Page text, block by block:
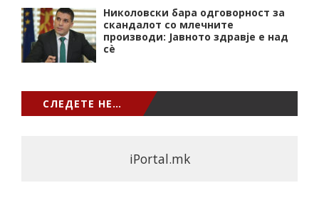
Николовски бара одговорност за
скандалот со млечните
производи: Јавното здравје е над
сѐ
СЛЕДЕТЕ НЕ…
iPortal.mk